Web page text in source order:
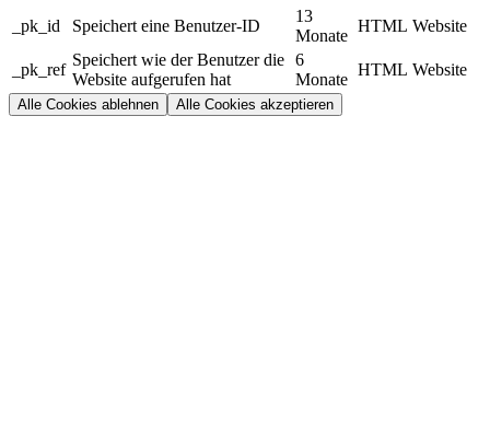
_pk_id Speichert eine Benutzer-ID
13
Monate
HTML Website
_pk_ref
Speichert wie der Benutzer die
Website aufgerufen hat
6
Monate
HTML Website
Alle Cookies ablehnen Alle Cookies akzeptieren